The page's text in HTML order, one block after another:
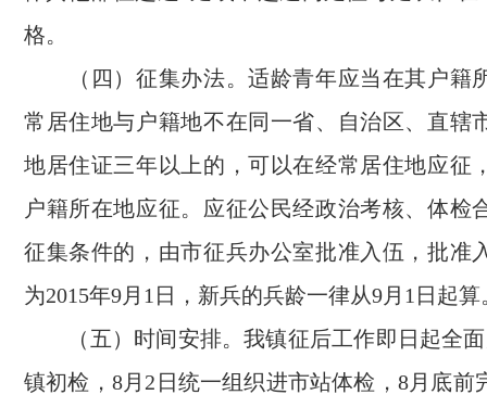
格。
（四）征集办法。适龄青年应当在其户籍
常居住地与户籍地不在同一省、自治区、直辖
地居住证三年以上的，可以在经常居住地应征
户籍所在地应征。应征公民经政治考核、体检
征集条件的，由市征兵办公室批准入伍，批准
为2015年9月1日，新兵的兵龄一律从9月1日起算
（五）时间安排。我镇征后工作即日起全面
镇初检，8月2日统一组织进市站体检，8月底前